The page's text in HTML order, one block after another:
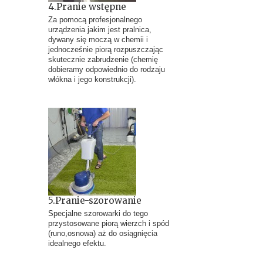
4.Pranie wstępne
Za pomocą profesjonalnego
urządzenia jakim jest pralnica,
dywany się moczą w chemii i
jednocześnie piorą rozpuszczając
skutecznie zabrudzenie (chemię
dobieramy odpowiednio do rodzaju
włókna i jego konstrukcji).
5.Pranie-szorowanie
Specjalne szorowarki do tego
przystosowane piorą wierzch i spód
(runo,osnowa) aż do osiągnięcia
idealnego efektu.